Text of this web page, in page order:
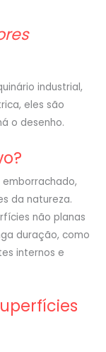
industrial,
eles são
o desenho.
da natureza.
não planas
duração, como
internos e